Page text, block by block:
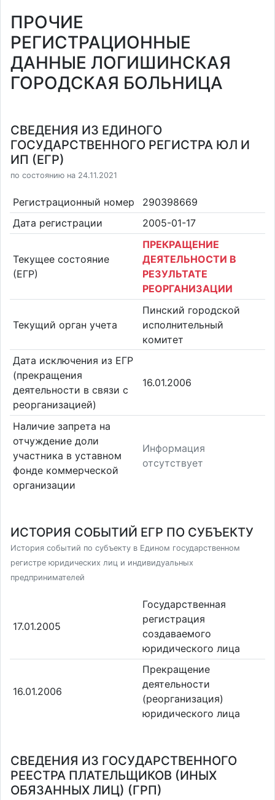
ПРОЧИЕ
РЕГИСТРАЦИОННЫЕ
ДАННЫЕ ЛОГИШИНСКАЯ
ГОРОДСКАЯ БОЛЬНИЦА
СВЕДЕНИЯ ИЗ ЕДИНОГО
ГОСУДАРСТВЕННОГО РЕГИСТРА ЮЛ И
ИП (ЕГР)
по состоянию на 24.11.2021
Регистрационный номер
290398669
Дата регистрации
2005-01-17
Текущее состояние
(ЕГР)
ПРЕКРАЩЕНИЕ
ДЕЯТЕЛЬНОСТИ В
РЕЗУЛЬТАТЕ
РЕОРГАНИЗАЦИИ
Текущий орган учета
Пинский городской
исполнительный
комитет
Дата исключения из ЕГР
(прекращения
деятельности в связи с
реорганизацией)
16.01.2006
Наличие запрета на
отчуждение доли
участника в уставном
фонде коммерческой
организации
Информация
отсутствует
ИСТОРИЯ СОБЫТИЙ ЕГР ПО СУБЪЕКТУ
История событий по субъекту в Едином государственном
регистре юридических лиц и индивидуальных
предпринимателей
17.01.2005
Государственная
регистрация
создаваемого
юридического лица
16.01.2006
Прекращение
деятельности
(реорганизация)
юридического лица
СВЕДЕНИЯ ИЗ ГОСУДАРСТВЕННОГО
РЕЕСТРА ПЛАТЕЛЬЩИКОВ (ИНЫХ
ОБЯЗАННЫХ ЛИЦ) (ГРП)